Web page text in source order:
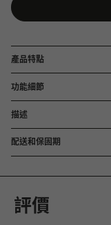
產品特點
功能細節
描述
配送和保固期
評價